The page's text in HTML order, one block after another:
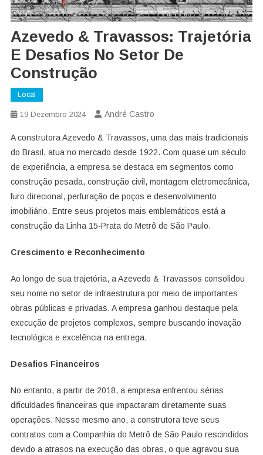
Azevedo & Travassos: Trajetória
E Desafios No Setor De
Construção
Local
19 Dezembro 2024 André Castro
A construtora Azevedo & Travassos, uma das mais tradicionais
do Brasil, atua no mercado desde 1922. Com quase um século
de experiência, a empresa se destaca em segmentos como
construção pesada, construção civil, montagem eletromecânica,
furo direcional, perfuração de poços e desenvolvimento
imobiliário. Entre seus projetos mais emblemáticos está a
construção da Linha 15-Prata do Metrô de São Paulo.
Crescimento e Reconhecimento
Ao longo de sua trajetória, a Azevedo & Travassos consolidou
seu nome no setor de infraestrutura por meio de importantes
obras públicas e privadas. A empresa ganhou destaque pela
execução de projetos complexos, sempre buscando inovação
tecnológica e excelência na entrega.
Desafios Financeiros
No entanto, a partir de 2018, a empresa enfrentou sérias
dificuldades financeiras que impactaram diretamente suas
operações. Nesse mesmo ano, a construtora teve seus
contratos com a Companhia do Metrô de São Paulo rescindidos
devido a atrasos na execução das obras, o que agravou sua